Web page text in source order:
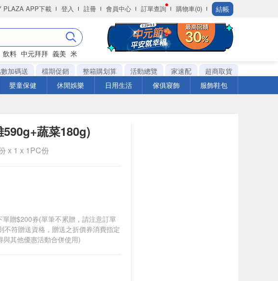
PLAZA APP下載 登入 註冊 會員中心 訂單查詢 購物車(0) 結帳
飲料 中元拜拜 義美 米
加碼送 檔期促銷 整箱購划算 活動總覽 家速配
超商取貨
嬰童保健 休閒娛樂 日用生活 傢俱寢飾 服飾鞋包
蔬菜180g)
x 1 x 1PC份
贈$200券(單筆不累贈，請注意訂單
不符贈送資格，贈送之折價券消費指定
其他優惠活動合併使用)